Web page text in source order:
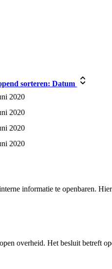
sorteren: Datum
2020
2020
2020
2020
informatie te openbaren.
overheid. Het besluit betreft